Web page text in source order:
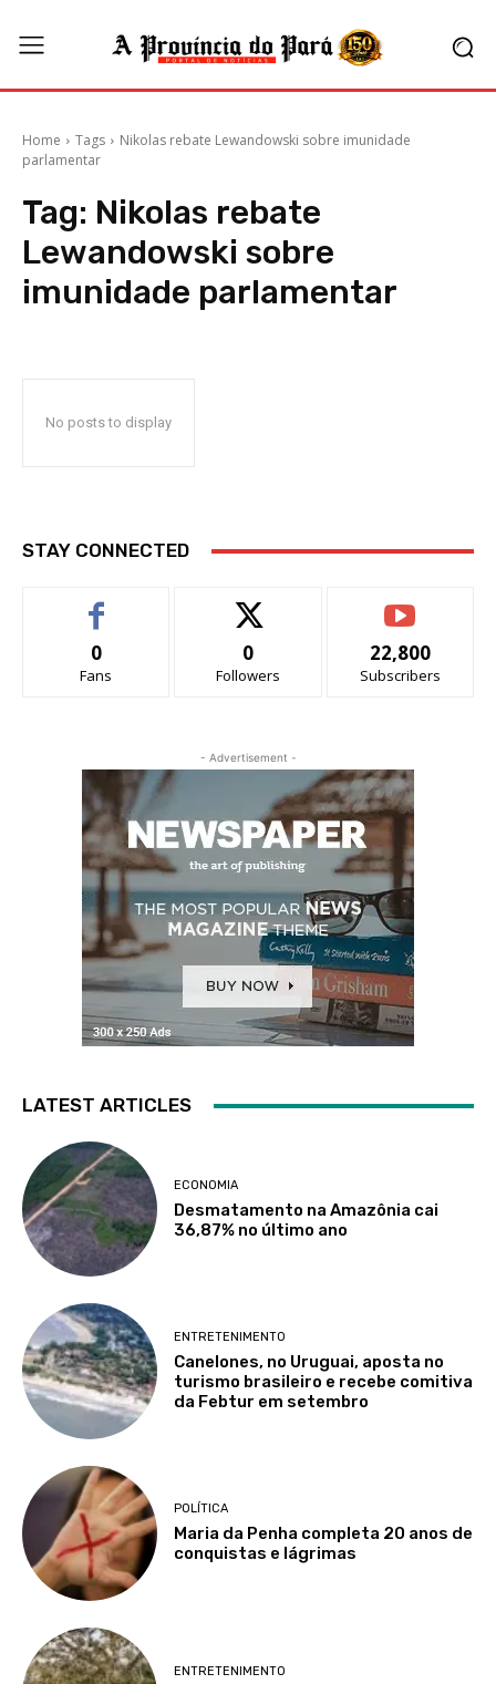
Home Tags
Nikolas rebate Lewandowski sobre imunidade
parlamentar
Tag: Nikolas rebate
Lewandowski sobre
imunidade parlamentar
No posts to display
STAY CONNECTED
0
Fans
0
Followers
22,800
Subscribers
- Advertisement -
LATEST ARTICLES
ECONOMIA
Desmatamento na Amazônia cai
36,87% no último ano
ENTRETENIMENTO
Canelones, no Uruguai, aposta no
turismo brasileiro e recebe comitiva
da Febtur em setembro
POLÍTICA
Maria da Penha completa 20 anos de
conquistas e lágrimas
ENTRETENIMENTO